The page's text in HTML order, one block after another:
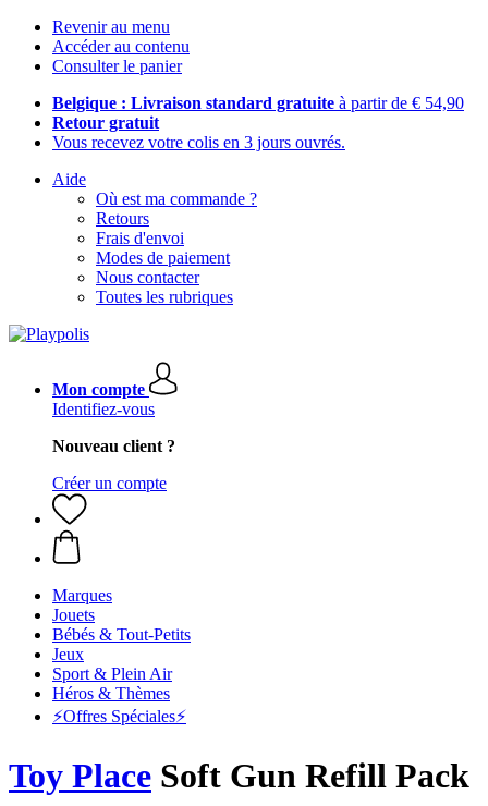
Revenir au menu
Accéder au contenu
Consulter le panier
Belgique : Livraison standard gratuite à partir de € 54,90
Retour gratuit
Vous recevez votre colis en 3 jours ouvrés.
Aide
Où est ma commande ?
Retours
Frais d'envoi
Modes de paiement
Nous contacter
Toutes les rubriques
Mon compte
Identifiez-vous
Nouveau client ?
Créer un compte
Marques
Jouets
Bébés & Tout-Petits
Jeux
Sport & Plein Air
Héros & Thèmes
⚡️Offres Spéciales⚡️
Toy Place Soft Gun Refill Pack